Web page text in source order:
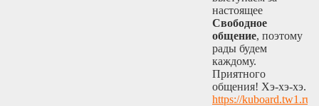
настоящее
Свободное
общение, поэтому
рады будем
каждому.
Приятного
общения! Хэ-хэ-хэ.
https://kuboard.tw1.ru/